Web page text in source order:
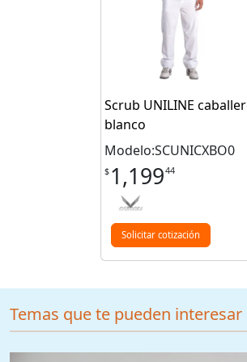
Scrub UNILINE
blanco
Modelo:SCUNICXBO0
$ 1,19944
Solicitar cotización
Temas que te pueden interesar